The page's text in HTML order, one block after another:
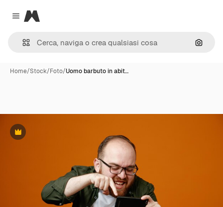
Close menu
Magnific
Cerca
Home/Stock/Foto/Uomo barbuto in abit…
Premium